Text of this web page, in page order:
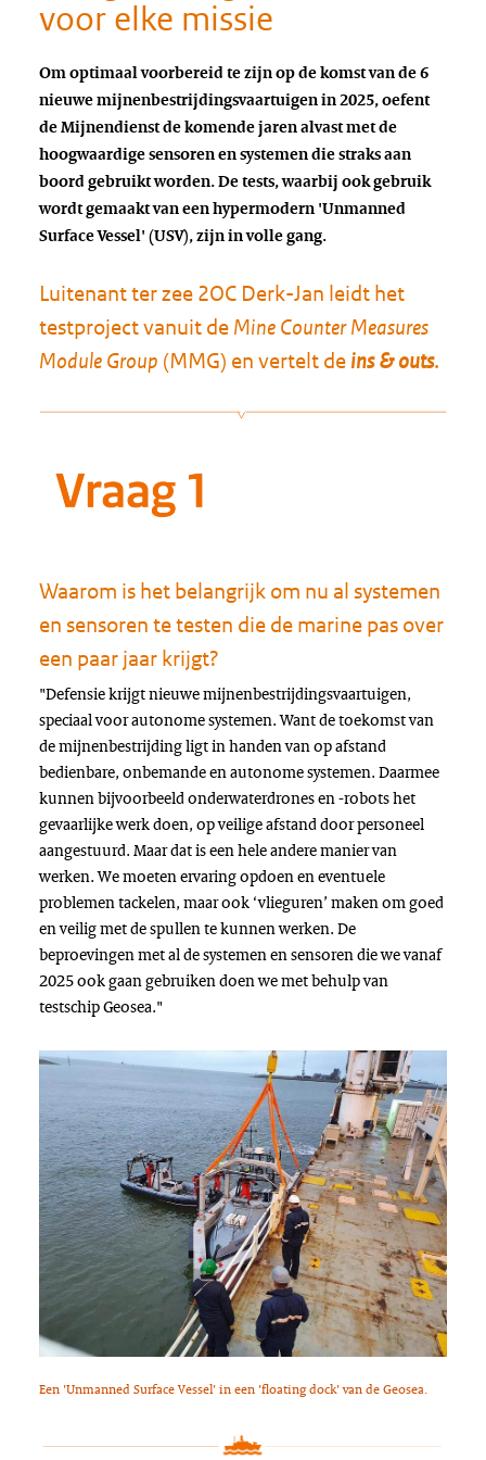
voor elke missie
Om optimaal voorbereid te zijn op de komst van de 6
nieuwe mijnenbestrijdingsvaartuigen in 2025, oefent
de Mijnendienst de komende jaren alvast met de
hoogwaardige sensoren en systemen die straks aan
boord gebruikt worden. De tests, waarbij ook gebruik
wordt gemaakt van een hypermodern 'Unmanned
Surface Vessel' (USV), zijn in volle gang.
Luitenant ter zee 2OC Derk-Jan leidt het
testproject vanuit de Mine Counter Measures
Module Group (MMG) en vertelt deins & outs.
Waarom is het belangrijk om nu al systemen
en sensoren te testen die de marine pas over
een paar jaar krijgt?
"Defensie krijgt nieuwe mijnenbestrijdingsvaartuigen,
speciaal voor autonome systemen. Want de toekomst van
de mijnenbestrijding ligt in handen van op afstand
bedienbare, onbemande en autonome systemen. Daarmee
kunnen bijvoorbeeld onderwaterdrones en -robots het
gevaarlijke werk doen, op veilige afstand door personeel
aangestuurd. Maar dat is een hele andere manier van
werken. We moeten ervaring opdoen en eventuele
problemen tackelen, maar ook ‘vlieguren’ maken om goed
en veilig met de spullen te kunnen werken. De
beproevingen met al de systemen en sensoren die we vanaf
2025 ook gaan gebruiken doen we met behulp van
testschip Geosea."
Een 'Unmanned Surface Vessel' in een 'floating dock' van de Geosea.